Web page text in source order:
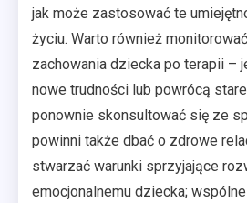
jak może zastosować te
życiu. Warto również
zachowania dziecka po terapii –
nowe trudności lub powrócą
ponownie skonsultować się ze
powinni także dbać o zdrowe
stwarzać warunki sprzyjające
emocjonalnemu dziecka;